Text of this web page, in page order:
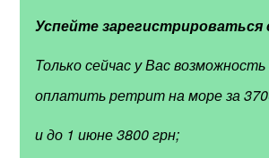
Успейте зарегистрироваться
Только сейчас у Вас
оплатить ретрит на море за
и до 1 июне 3800 грн;